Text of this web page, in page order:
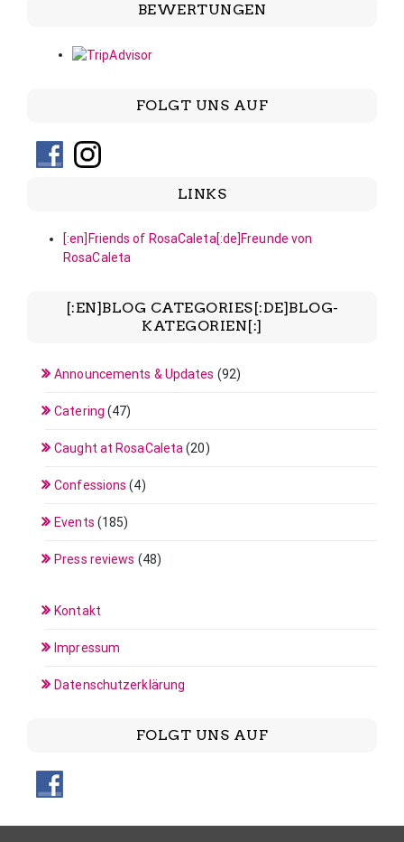
BEWERTUNGEN
FOLGT UNS AUF
LINKS
[:en]Friends of RosaCaleta[:de]Freunde von
RosaCaleta
[:EN]BLOG CATEGORIES[:DE]BLOG-
KATEGORIEN[:]
Announcements & Updates (92)
Catering (47)
Caught at RosaCaleta (20)
Confessions (4)
Events (185)
Press reviews (48)
Kontakt
Impressum
Datenschutzerklärung
FOLGT UNS AUF